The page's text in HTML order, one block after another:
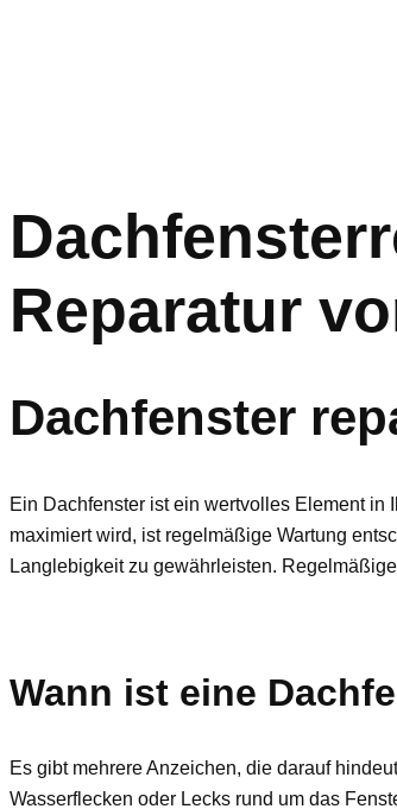
Reparatur
Dachfenster
Ein Dachfenster ist ein wertvolles Element
maximiert wird, ist regelmäßige Wartung
Langlebigkeit zu gewährleisten.
Wann ist eine
Es gibt mehrere Anzeichen, die darauf
Wasserflecken oder Lecks rund um das